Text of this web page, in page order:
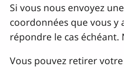
Si vous nous envoyez
coordonnées que vous y
répondre le cas
Vous pouvez retirer